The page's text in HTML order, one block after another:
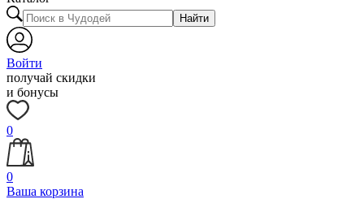
Найти
Войти
получай скидки
и бонусы
0
0
Ваша корзина